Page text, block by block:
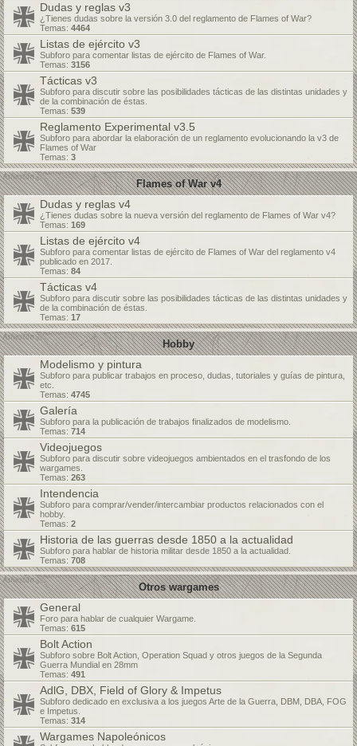
Dudas y reglas v3
¿Tienes dudas sobre la versión 3.0 del reglamento de Flames of War?
Temas: 4464
Listas de ejército v3
Subforo para comentar listas de ejército de Flames of War.
Temas: 3156
Tácticas v3
Subforo para discutir sobre las posibilidades tácticas de las distintas unidades y
de la combinación de éstas.
Temas: 539
Reglamento Experimental v3.5
Subforo para abordar la elaboración de un reglamento evolucionando la v3 de
Flames of War
Temas: 3
Flames of War v4
Dudas y reglas v4
¿Tienes dudas sobre la nueva versión del reglamento de Flames of War v4?
Temas: 169
Listas de ejército v4
Subforo para comentar listas de ejército de Flames of War del reglamento v4
publicado en 2017.
Temas: 84
Tácticas v4
Subforo para discutir sobre las posibilidades tácticas de las distintas unidades y
de la combinación de éstas.
Temas: 17
Hobby
Modelismo y pintura
Subforo para publicar trabajos en proceso, dudas, tutoriales y guías de pintura,
etc.
Temas: 4745
Galería
Subforo para la publicación de trabajos finalizados de modelismo.
Temas: 714
Videojuegos
Subforo para discutir sobre videojuegos ambientados en el trasfondo de los
wargames.
Temas: 263
Intendencia
Subforo para comprar/vender/intercambiar productos relacionados con el
hobby.
Temas: 2
Historia de las guerras desde 1850 a la actualidad
Subforo para hablar de historia militar desde 1850 a la actualidad.
Temas: 708
Otros wargames
General
Foro para hablar de cualquier Wargame.
Temas: 615
Bolt Action
Subforo sobre Bolt Action, Operation Squad y otros juegos de la Segunda
Guerra Mundial en 28mm
Temas: 491
AdlG, DBX, Field of Glory & Impetus
Subforo dedicado en exclusiva a los juegos Arte de la Guerra, DBM, DBA, FOG
e Impetus.
Temas: 314
Wargames Napoleónicos